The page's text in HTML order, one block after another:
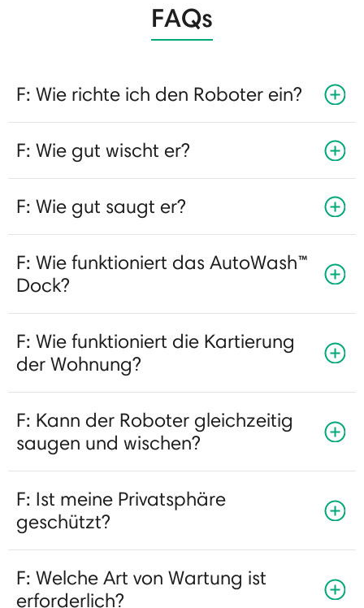
FAQs
F: Wie richte ich den Roboter ein?
F: Wie gut wischt er?
F: Wie gut saugt er?
F: Wie funktioniert das AutoWash™
Dock?
F: Wie funktioniert die Kartierung
der Wohnung?
F: Kann der Roboter gleichzeitig
saugen und wischen?
F: Ist meine Privatsphäre
geschützt?
F: Welche Art von Wartung ist
erforderlich?